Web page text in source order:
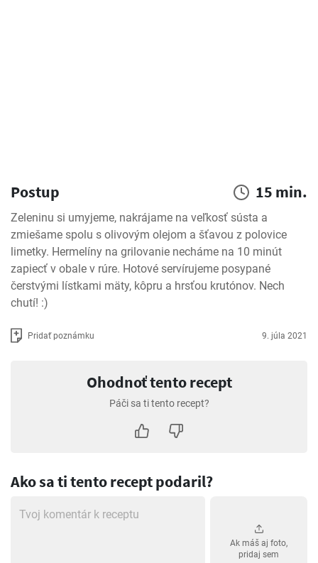
Postup 15 min.
Zeleninu si umyjeme, nakrájame na veľkosť sústa a
zmiešame spolu s olivovým olejom a šťavou z polovice
limetky. Hermelíny na grilovanie necháme na 10 minút
zapiecť v obale v rúre. Hotové servírujeme posypané
čerstvými lístkami mäty, kôpru a hrsťou krutónov. Nech
chutí! :)
Pridať poznámku 9. júla 2021
Ohodnoť tento recept
Páči sa ti tento recept?
Ako sa ti tento recept podaril?
Ak máš aj foto,
pridaj sem